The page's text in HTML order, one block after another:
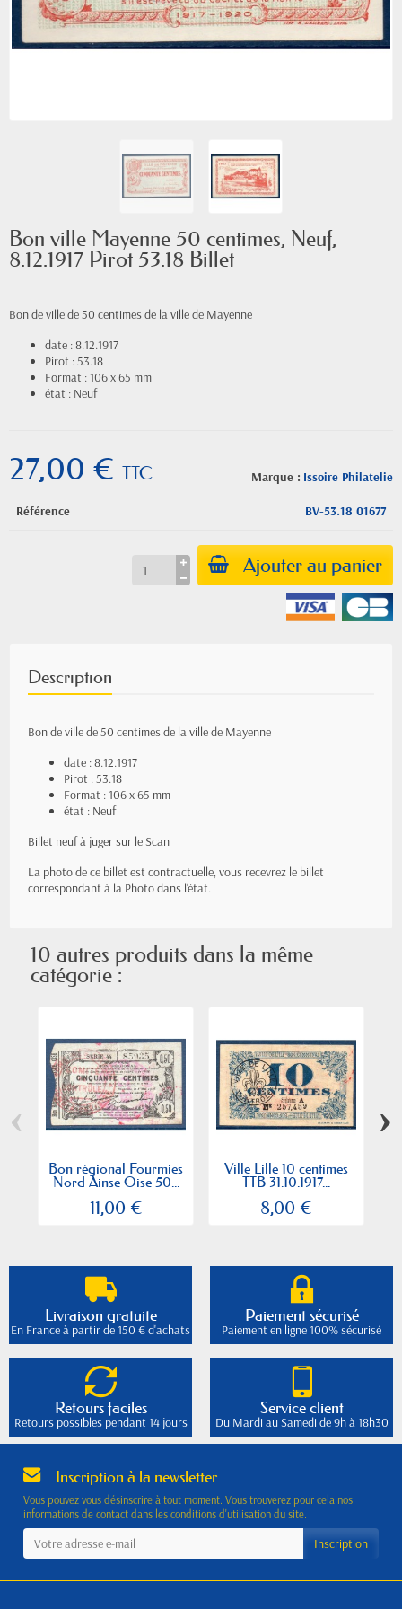
Bon ville Mayenne 50 centimes, Neuf,
8.12.1917 Pirot 53.18 Billet
Bon de ville de 50 centimes de la ville de Mayenne
date : 8.12.1917
Pirot : 53.18
Format : 106 x 65 mm
état : Neuf
Marque : Issoire Philatelie
27,00 € TTC
Référence BV-53.18 01677
Ajouter au panier
Description
Bon de ville de 50 centimes de la ville de Mayenne
date : 8.12.1917
Pirot : 53.18
Format : 106 x 65 mm
état : Neuf
Billet neuf à juger sur le Scan
La photo de ce billet est contractuelle, vous recevrez le billet
correspondant à la Photo dans l'état.
10 autres produits dans la même
catégorie :
Bon régional Fourmies
Nord Ainse Oise 50...
11,00 €
Ville Lille 10 centimes
TTB 31.10.1917...
8,00 €
‹ ›
Livraison gratuite
En France à partir de 150 € d'achats
Paiement sécurisé
Paiement en ligne 100% sécurisé
Retours faciles
Retours possibles pendant 14 jours
Service client
Du Mardi au Samedi de 9h à 18h30
Inscription à la newsletter
Vous pouvez vous désinscrire à tout moment. Vous trouverez pour cela nos
informations de contact dans les conditions d'utilisation du site.